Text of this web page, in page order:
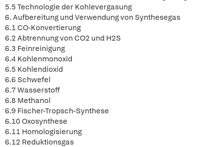
5.5 Technologie der Kohlevergasung
6. Aufbereitung und Verwendung von Synthesegas
6.1 CO-Konvertierung
6.2 Abtrennung von CO2 und H2S
6.3 Feinreinigung
6.4 Kohlenmonoxid
6.5 Kohlendioxid
6.6 Schwefel
6.7 Wasserstoff
6.8 Methanol
6.9 Fischer-Tropsch-Synthese
6.10 Oxosynthese
6.11 Homologisierung
6.12 Reduktionsgas